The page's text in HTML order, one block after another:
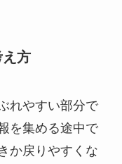
方
れやすい部分で
を集める途中で
か戻りやすくな